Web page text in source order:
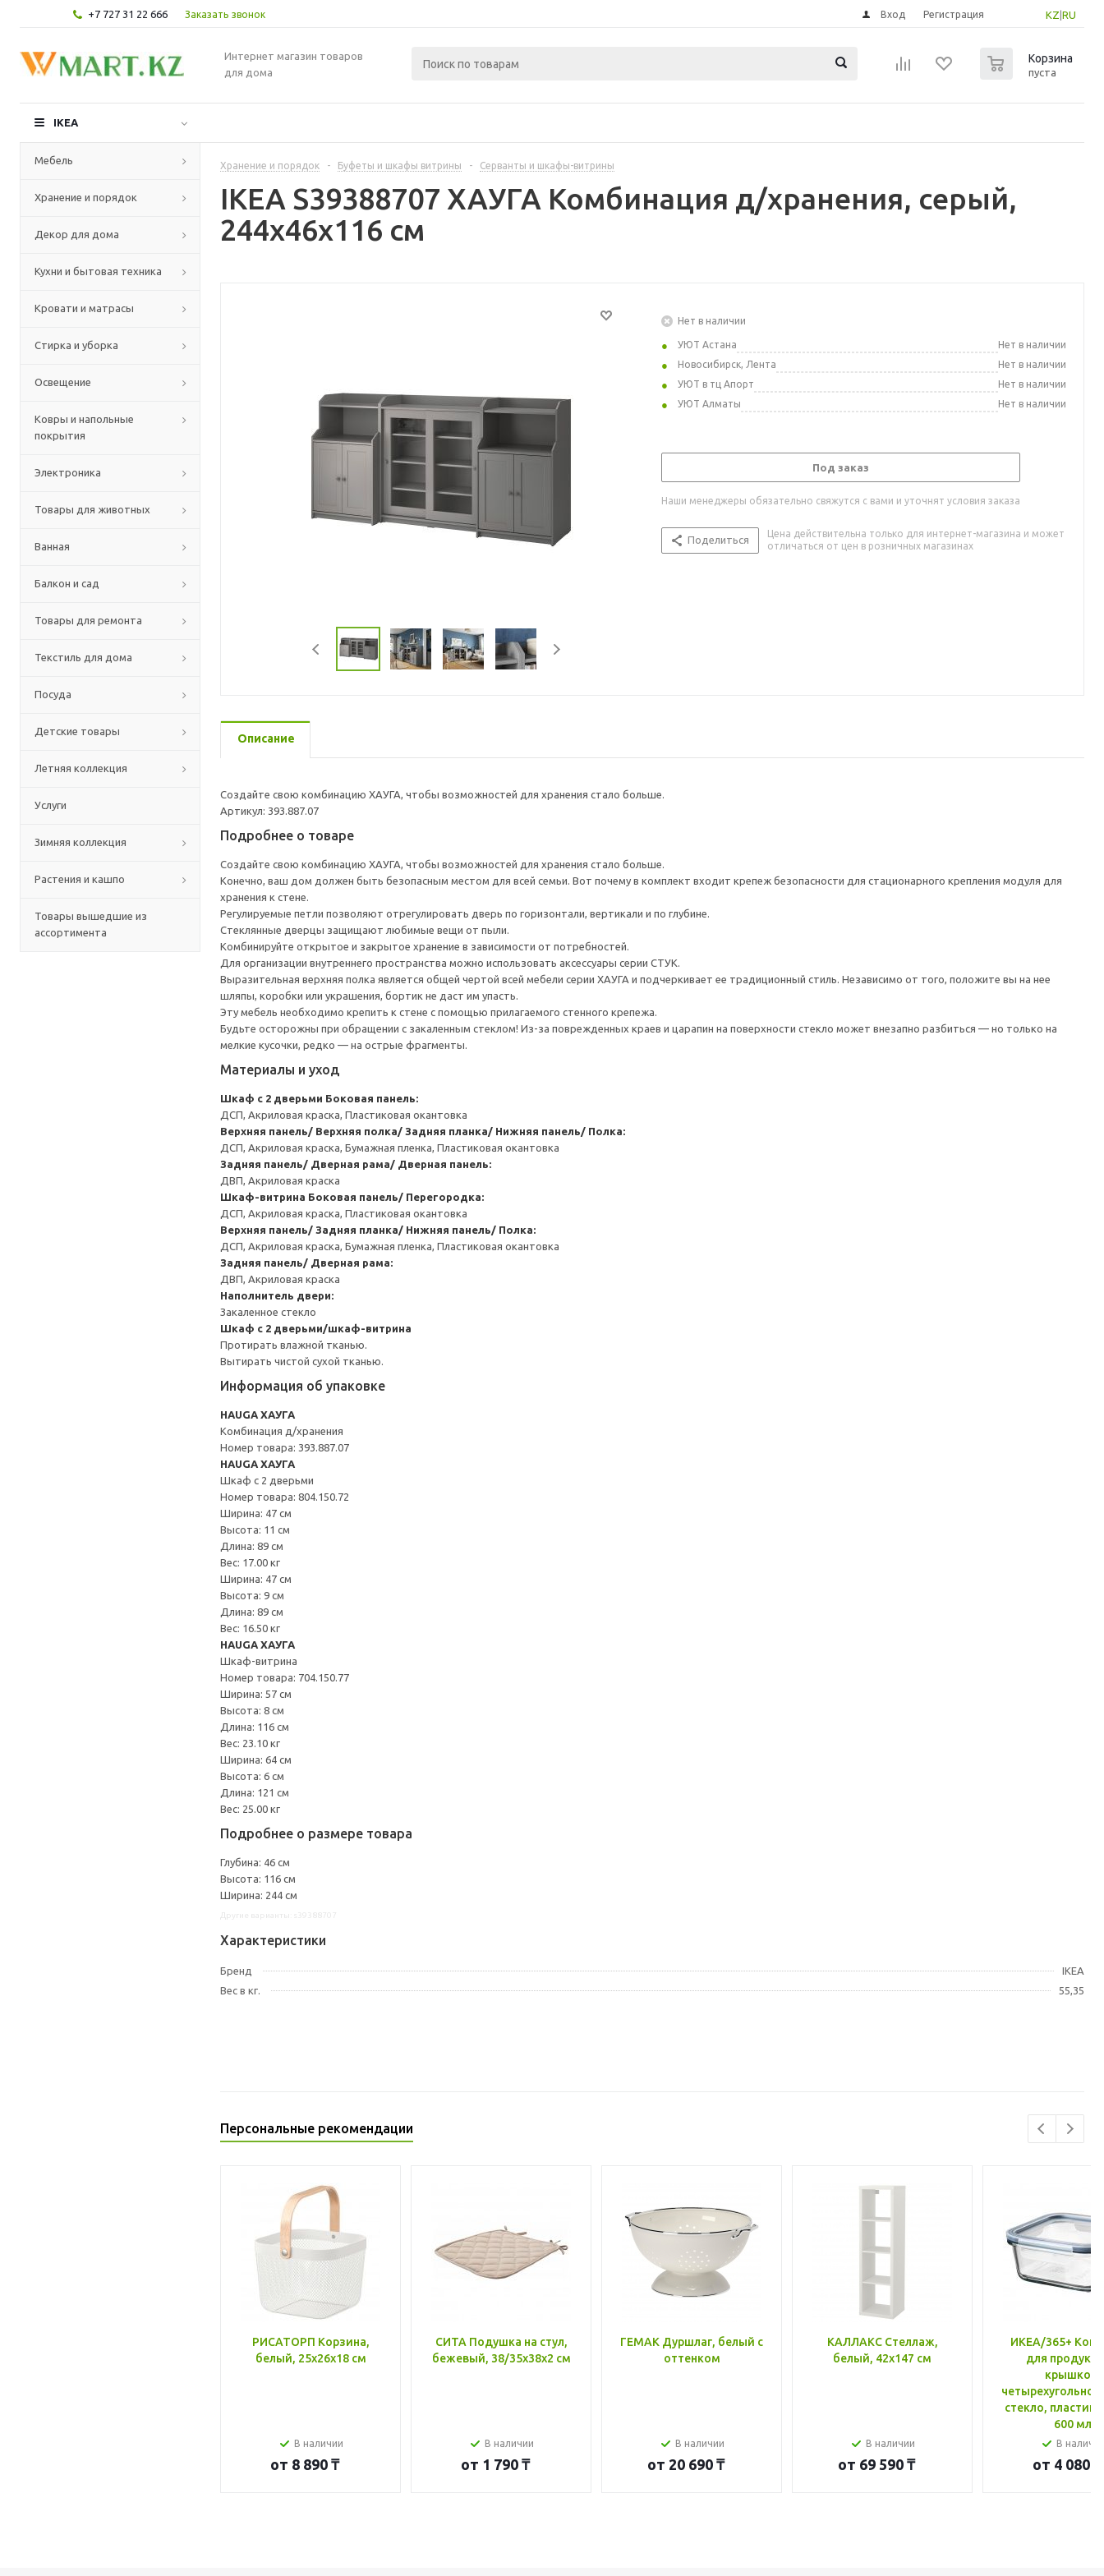
+7 727 31 22 666 Заказать звонок KZ RU
Вход Регистрация
Интернет магазин товаров
для дома
Корзина
пуста
IKEA
Мебель
Хранение и порядок
Декор для дома
Кухни и бытовая техника
Кровати и матрасы
Стирка и уборка
Освещение
Ковры и напольные
покрытия
Электроника
Товары для животных
Ванная
Балкон и сад
Товары для ремонта
Текстиль для дома
Посуда
Детские товары
Летняя коллекция
Услуги
Зимняя коллекция
Растения и кашпо
Товары вышедшие из
ассортимента
Хранение и порядок - Буфеты и шкафы витрины - Серванты и шкафы-витрины
IKEA S39388707 ХАУГА Комбинация д/хранения, серый,
244x46x116 см
Нет в наличии
УЮТ Астана
Нет в наличии
Новосибирск, Лента
Нет в наличии
УЮТ в тц Апорт
Нет в наличии
УЮТ Алматы
Нет в наличии
Под заказ
Наши менеджеры обязательно свяжутся с вами и уточнят условия заказа
Поделиться
Цена действительна только для интернет-магазина и может
отличаться от цен в розничных магазинах
Описание
Создайте свою комбинацию ХАУГА, чтобы возможностей для хранения стало больше.
Артикул: 393.887.07
Подробнее о товаре
Создайте свою комбинацию ХАУГА, чтобы возможностей для хранения стало больше.
Конечно, ваш дом должен быть безопасным местом для всей семьи. Вот почему в комплект входит крепеж безопасности для стационарного крепления модуля для
хранения к стене.
Регулируемые петли позволяют отрегулировать дверь по горизонтали, вертикали и по глубине.
Стеклянные дверцы защищают любимые вещи от пыли.
Комбинируйте открытое и закрытое хранение в зависимости от потребностей.
Для организации внутреннего пространства можно использовать аксессуары серии СТУК.
Выразительная верхняя полка является общей чертой всей мебели серии ХАУГА и подчеркивает ее традиционный стиль. Независимо от того, положите вы на нее
шляпы, коробки или украшения, бортик не даст им упасть.
Эту мебель необходимо крепить к стене с помощью прилагаемого стенного крепежа.
Будьте осторожны при обращении с закаленным стеклом! Из-за поврежденных краев и царапин на поверхности стекло может внезапно разбиться — но только на
мелкие кусочки, редко — на острые фрагменты.
Материалы и уход
Шкаф с 2 дверьми Боковая панель:
ДСП, Акриловая краска, Пластиковая окантовка
Верхняя панель/ Верхняя полка/ Задняя планка/ Нижняя панель/ Полка:
ДСП, Акриловая краска, Бумажная пленка, Пластиковая окантовка
Задняя панель/ Дверная рама/ Дверная панель:
ДВП, Акриловая краска
Шкаф-витрина Боковая панель/ Перегородка:
ДСП, Акриловая краска, Пластиковая окантовка
Верхняя панель/ Задняя планка/ Нижняя панель/ Полка:
ДСП, Акриловая краска, Бумажная пленка, Пластиковая окантовка
Задняя панель/ Дверная рама:
ДВП, Акриловая краска
Наполнитель двери:
Закаленное стекло
Шкаф с 2 дверьми/шкаф-витрина
Протирать влажной тканью.
Вытирать чистой сухой тканью.
Информация об упаковке
HAUGA ХАУГА
Комбинация д/хранения
Номер товара: 393.887.07
HAUGA ХАУГА
Шкаф с 2 дверьми
Номер товара: 804.150.72
Ширина: 47 см
Высота: 11 см
Длина: 89 см
Вес: 17.00 кг
Ширина: 47 см
Высота: 9 см
Длина: 89 см
Вес: 16.50 кг
HAUGA ХАУГА
Шкаф-витрина
Номер товара: 704.150.77
Ширина: 57 см
Высота: 8 см
Длина: 116 см
Вес: 23.10 кг
Ширина: 64 см
Высота: 6 см
Длина: 121 см
Вес: 25.00 кг
Подробнее о размере товара
Глубина: 46 см
Высота: 116 см
Ширина: 244 см
Характеристики
Бренд
IKEA
Вес в кг.
55,35
Персональные рекомендации
РИСАТОРП Корзина,
белый, 25x26x18 см
В наличии
от 8 890 ₸
СИТА Подушка на стул,
бежевый, 38/35x38x2 см
В наличии
от 1 790 ₸
ГЕМАК Дуршлаг, белый с
оттенком
В наличии
от 20 690 ₸
КАЛЛАКС Стеллаж,
белый, 42x147 см
В наличии
от 69 590 ₸
ИКЕА/365+
для
крышкой,
стекло, пластик
600 мл
В
от 4 080 ₸